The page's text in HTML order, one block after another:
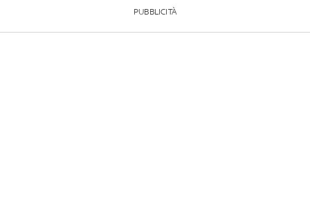
PUBBLICITÀ